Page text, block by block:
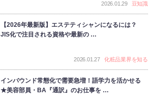
2026.01.29 豆知識
【2026年最新版】エステティシャンになるには？
JIS化で注目される資格や最新の …
2026.01.27 化粧品業界を知る
インバウンド常態化で需要急増！語学力を活かせる
★美容部員・BA『通訳』のお仕事を …